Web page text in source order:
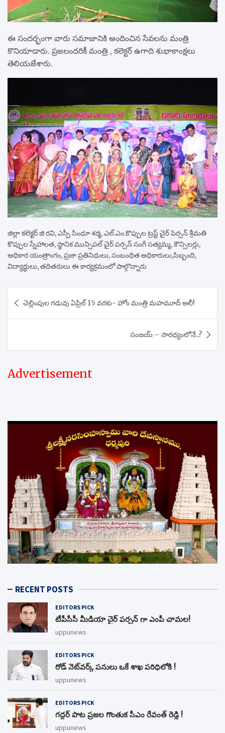
ఈ సందర్భంగా వారు సమాజానికి అందించిన సేవలను మంత్రి
కొనియాడారు. ప్రజలందరికీ మంత్రి , కలెక్టర్ ఉగాది శుభాకాంక్షలు
తెలియజేశారు.
జిల్లా కలెక్టర్ జి రవి, ఎస్పీ సింధూ శర్మ, ఎల్.ఎం.కొప్పుల ట్రస్ట్ చైర్ పెర్సన్ శ్రీమతి
కొప్పుల స్నేహాలత, స్థానిక మున్సిపల్ చైర్ పర్సన్ సంగీ సత్యమ్మ, కౌన్సిలర్లు,
అధికార యంత్రాంగం, ప్రజా ప్రతినిధులు, సంబంధిత అధికారులు,సిబ్బంది,
విద్యార్థులు, తదితరులు ఈ కార్యక్రమంలో పాల్గొన్నారు
navigation
చెల్లింపుల గడువు ఏప్రిల్ 15 వరకు- హోం మంత్రి మహమూద్ అలీ!
సంజయ్ – సారథ్యంలోనే..?
Advertisement
RECENT POSTS
EDITORS PICK
టీపీసీసీ మీడియా చైర్ పర్సన్ గా ఎంపీ చామల!
uppunews
EDITORS PICK
రోడ్ నెట్‌వర్క్‌ పనులు ఒకే శాఖ పరిధిలోకి !
uppunews
EDITORS PICK
గద్దర్ పాట ప్రజల గొంతుక సీఎం రేవంత్ రెడ్డి !
uppunews